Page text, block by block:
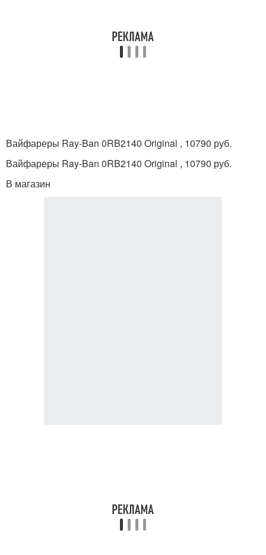
Вайфареры Ray-Ban 0RB2140 Original , 10790 руб.
Вайфареры Ray-Ban 0RB2140 Original , 10790 руб.
В магазин